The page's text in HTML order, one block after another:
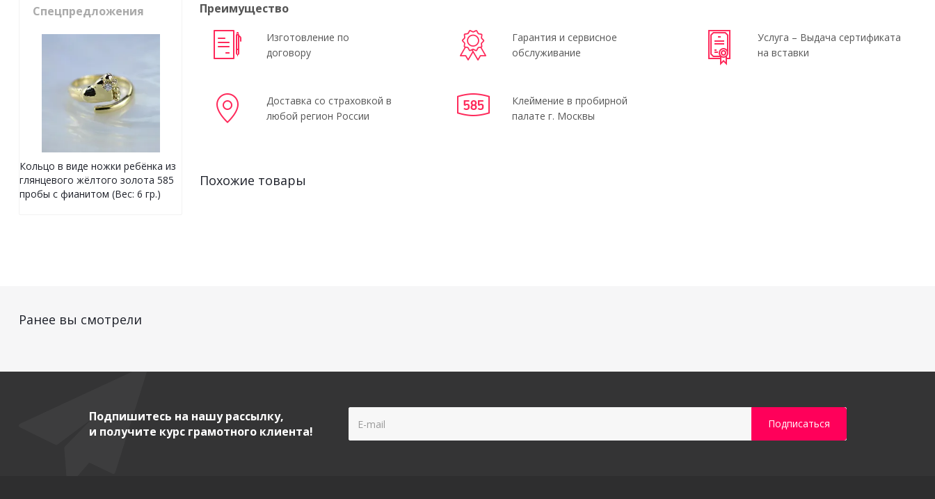
Преимущество
Изготовление по
договору
Гарантия и сервисное
обслуживание
Услуга – Выдача сертификата
на вставки
Доставка со страховкой в
любой регион России
Клеймение в пробирной
палате г. Москвы
Похожие товары
Спецпредложения
Кольцо в виде ножки ребёнка из
глянцевого жёлтого золота 585
пробы с фианитом (Вес: 6 гр.)
Ранее вы смотрели
Подпишитесь на нашу рассылку,
и получите курс грамотного клиента!